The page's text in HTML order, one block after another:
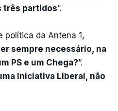
três partidos”.
política da Antena 1,
sempre necessário, na
PS e um Chega?”.
Iniciativa Liberal, não